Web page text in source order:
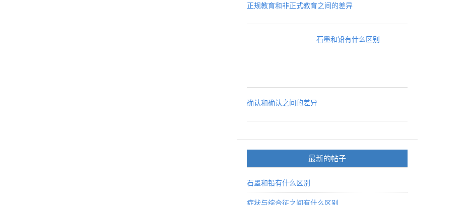
正规教育和非正式教育之间的差异
石墨和铅有什么区别
确认和确认之间的差异
最新的帖子
石墨和铅有什么区别
症状与综合征之间有什么区别